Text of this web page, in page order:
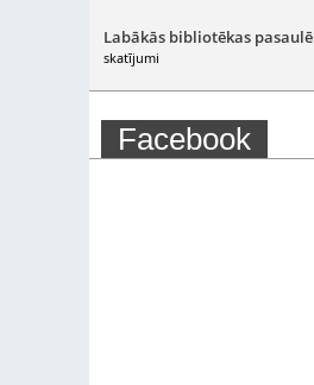
Labākās bibliotēkas pasaulē
skatījumi
Facebook